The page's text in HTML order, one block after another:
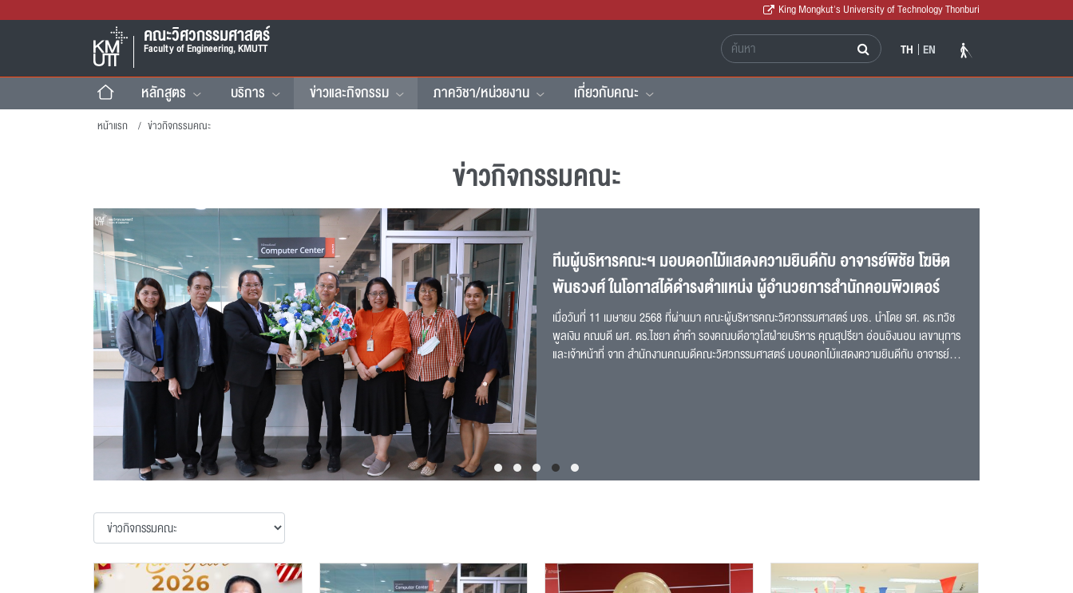
King Mongkut's University of Technology Thonburi
คณะวิศวกรรมศาสตร์
Faculty of Engineering, KMUTT TH EN
หลักสูตร บริการ ข่าวและกิจกรรม ภาควิชา/หน่วยงาน เกี่ยวกับคณะ
หน้าแรก ข่าวกิจกรรมคณะ
ข่าวกิจกรรมคณะ
ทีมผู้บริหารคณะฯ มอบดอกไม้แสดงความยินดีกับ อาจารย์พิชัย โฆษิต
พันธวงศ์ ในโอกาสได้ดำรงตำแหน่ง ผู้อำนวยการสำนักคอมพิวเตอร์
เมื่อวันที่ 11 เมษายน 2568 ที่ผ่านมา คณะผู้บริหารคณะวิศวกรรมศาสตร์ มจธ. นำโดย รศ. ดร.ทวิช
พูลเงิน คณบดี ผศ. ดร.ไชยา ดำคำ รองคณบดีอาวุโสฝ่ายบริหาร คุณสุปรียา อ่อนอิงนอน เลขานุการ
และเจ้าหน้าที่ จาก สำนักงานคณบดีคณะวิศวกรรมศาสตร์ มอบดอกไม้แสดงความยินดีกับ อาจารย์